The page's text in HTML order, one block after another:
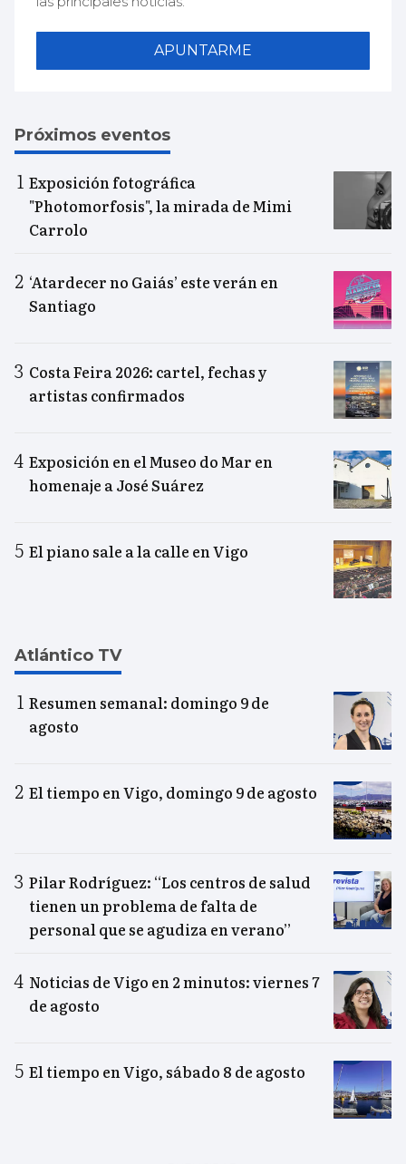
APUNTARME
Próximos eventos
Exposición fotográfica
"Photomorfosis", la mirada de Mimi
Carrolo
‘Atardecer no Gaiás’ este verán en
Santiago
Costa Feira 2026: cartel, fechas y
artistas confirmados
Exposición en el Museo do Mar en
homenaje a José Suárez
El piano sale a la calle en Vigo
Atlántico TV
Resumen semanal: domingo 9 de
agosto
El tiempo en Vigo, domingo 9 de agosto
Pilar Rodríguez: “Los centros de salud
tienen un problema de falta de
personal que se agudiza en verano”
Noticias de Vigo en 2 minutos: viernes 7
de agosto
El tiempo en Vigo, sábado 8 de agosto